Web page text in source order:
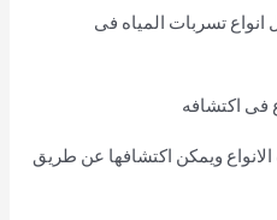
تسربات المياه فى
فى اكتشافه
ويمكن اكتشافها عن طريق